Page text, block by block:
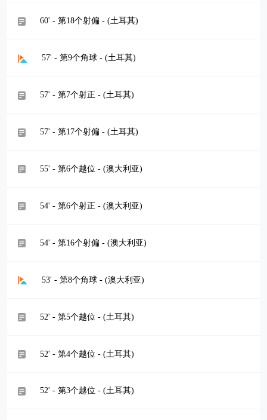
60' - 第18个射偏 - (土耳其)
57' - 第9个角球 - (土耳其)
57' - 第7个射正 - (土耳其)
57' - 第17个射偏 - (土耳其)
55' - 第6个越位 - (澳大利亚)
54' - 第6个射正 - (澳大利亚)
54' - 第16个射偏 - (澳大利亚)
53' - 第8个角球 - (澳大利亚)
52' - 第5个越位 - (土耳其)
52' - 第4个越位 - (土耳其)
52' - 第3个越位 - (土耳其)